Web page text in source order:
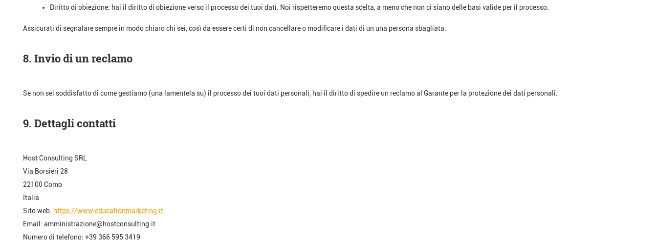
Diritto di obiezione: hai il diritto di obiezione verso il processo dei tuoi dati. Noi rispetteremo questa scelta, a meno che non ci siano delle basi valide per il processo.
Assicurati di segnalare sempre in modo chiaro chi sei, così da essere certi di non cancellare o modificare i dati di un una persona sbagliata.
8. Invio di un reclamo
Se non sei soddisfatto di come gestiamo (una lamentela su) il processo dei tuoi dati personali, hai il diritto di spedire un reclamo al Garante per la protezione dei dati personali.
9. Dettagli contatti
Host Consulting SRL
Via Borsieri 28
22100 Como
Italia
Sito web: https://www.educationmarketing.it
Email: amministrazione@hostconsulting.it
Numero di telefono: +39 366 595 3419